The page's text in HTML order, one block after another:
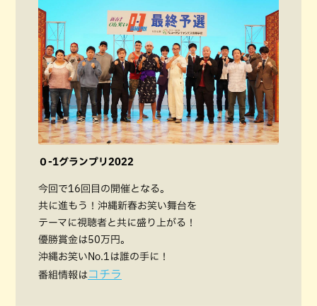
０-1グランプリ2022
今回で16回目の開催となる。
共に進もう！沖縄新春お笑い舞台を
テーマに視聴者と共に盛り上がる！
優勝賞金は50万円。
沖縄お笑いNo.1は誰の手に！
番組情報はコチラ